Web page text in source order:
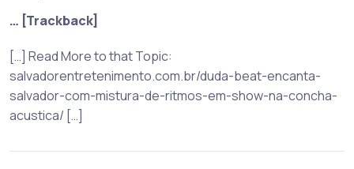
… [Trackback]
[…] Read More to that Topic:
salvadorentretenimento.com.br/duda-beat-encanta-
salvador-com-mistura-de-ritmos-em-show-na-concha-
acustica/ […]